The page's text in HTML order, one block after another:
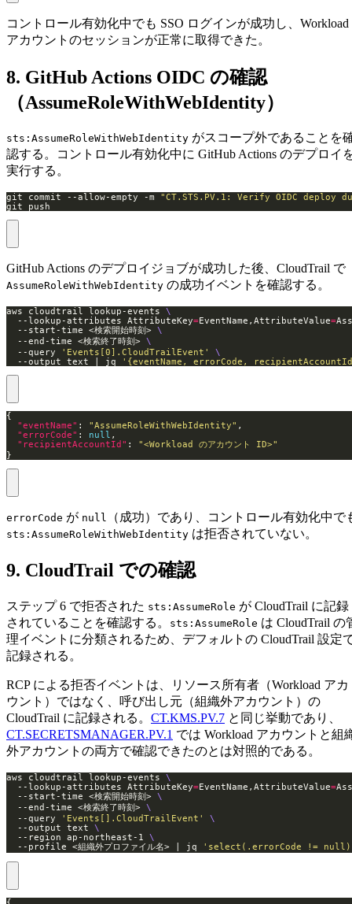
コントロール有効化中でも SSO ログインが成功し、Workload
アカウントのセッションが正常に取得できた。
8. GitHub Actions OIDC の確認
（AssumeRoleWithWebIdentity）
sts:AssumeRoleWithWebIdentity がスコープ外であることを
認する。コントロール有効化中に GitHub Actions のデプロイ
実行する。
git commit --allow-empty -m "CT.STS.PV.1: Verify OIDC deploy
git push
GitHub Actions のデプロイジョブが成功した後、CloudTrail で
AssumeRoleWithWebIdentity の成功イベントを確認する。
aws cloudtrail lookup-events
  --lookup-attributes AttributeKey
=EventName,AttributeValue=
  --start-time <検索開始時刻>
  --end-time <検索終了時刻>
  --query
'Events[0].CloudTrailEvent'
  --output text | jq
'{eventName, errorCode,
"eventName" : "AssumeRoleWithWebIdentity"
"errorCode" : null
"recipientAccountId" : "<Workload のアカウント ID>"
}
errorCode が null （成功）であり、コントロール有効化中で
sts:AssumeRoleWithWebIdentity は拒否されていない。
9. CloudTrail での確認
ステップ 6 で拒否された sts:AssumeRole が CloudTrail に記録
されていることを確認する。
sts:AssumeRole は CloudTrail の
理イベントに分類されるため、デフォルトの CloudTrail 設定
記録される。
RCP による拒否イベントは、リソース所有者（Workload アカ
ウント）ではなく、呼び出し元（組織外アカウント）の
CloudTrail に記録される。 CT.KMS.PV.7 と同じ挙動であり、
CT.SECRETSMANAGER.PV.1 では Workload アカウントと組
外アカウントの両方で確認できたのとは対照的である。
aws cloudtrail lookup-events
  --lookup-attributes AttributeKey
=EventName,AttributeValue=
  --start-time <検索開始時刻>
  --end-time <検索終了時刻>
  --query
'Events[].CloudTrailEvent'
  --output text
  --region ap-northeast-1
  --profile <組織外プロファイル名> | jq
'select(.errorCode != null)